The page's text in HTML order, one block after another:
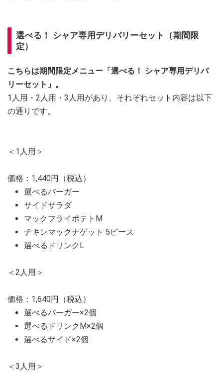
選べる！ シャア専用デリバリーセット（期間限
定）
こちらは期間限定メニュー「選べる！ シャア専用デリバ
リーセット」。
1人用・2人用・3人用があり、それぞれセット内容は以下
の通りです。
＜1人用＞
価格：1,440円（税込）
選べるバーガー
サイドサラダ
マックフライポテトM
チキンマックナゲット 5ピース
選べるドリンクL
＜2人用＞
価格：1,640円（税込）
選べるバーガー×2個
選べるドリンクM×2個
選べるサイド×2個
＜3人用＞